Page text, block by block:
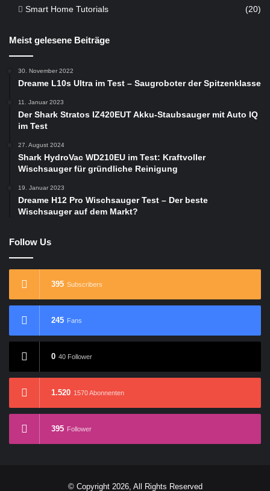
Smart Home Tutorials
(20)
Meist gelesene Beiträge
30. November 2022
Dreame L10s Ultra im Test – Saugroboter der Spitzenklasse
11. Januar 2023
Der Shark Stratos IZ420EUT Akku-Staubsauger mit Auto IQ
im Test
27. August 2024
Shark HydroVac WD210EU im Test: Kraftvoller
Wischsauger für gründliche Reinigung
19. Januar 2023
Dreame H12 Pro Wischsauger Test – Der beste
Wischsauger auf dem Markt?
Follow Us
395 Subscribers
245 Fans
0 40 Follower
1.520 1570 Abonnenten
395 Follower
© Copyright 2026, All Rights Reserved